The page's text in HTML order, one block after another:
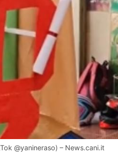
@yanineraso) – News.cani.it